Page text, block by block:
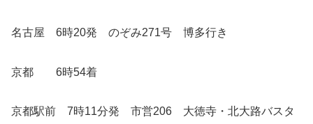
名古屋 6時20発 のぞみ271号 博多行き
京都 6時54着
京都駅前 7時11分発 市営206 大徳寺・北大路バスタ